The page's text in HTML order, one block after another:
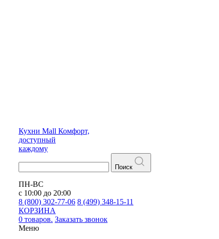
Кухни Mall Комфорт,
доступный
каждому
Поиск
ПН-ВС
с 10:00 до 20:00
8 (800) 302-77-06 8 (499) 348-15-11
КОРЗИНА
0 товаров. Заказать звонок
Меню